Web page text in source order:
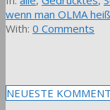
11
wenn man OLMA
With: 0 Comments
NEUESTE